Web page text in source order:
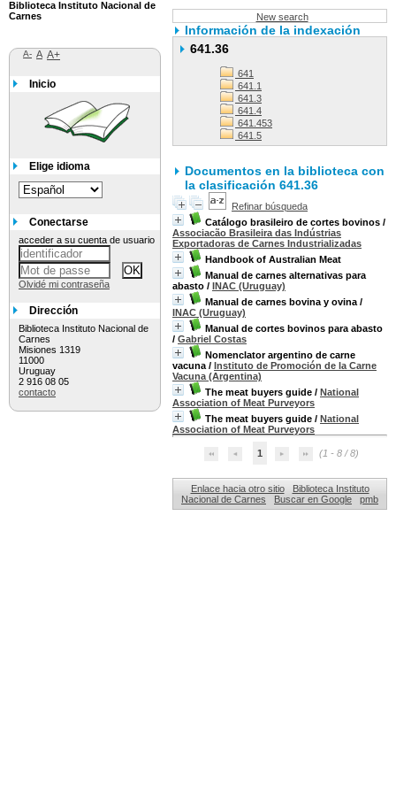
New search
Información de la indexación
641.36
641
641.1
641.3
641.4
641.453
641.5
Documentos en la biblioteca con
la clasificación 641.36
Refinar búsqueda
Catálogo brasileiro de cortes bovinos /
Associacão Brasileira das Indústrias
Exportadoras de Carnes Industrializadas
Handbook of Australian Meat
Manual de carnes alternativas para
abasto / INAC (Uruguay)
Manual de carnes bovina y ovina /
INAC (Uruguay)
Manual de cortes bovinos para abasto
/ Gabriel Costas
Nomenclator argentino de carne
vacuna / Instituto de Promoción de la Carne
Vacuna (Argentina)
The meat buyers guide / National
Association of Meat Purveyors
The meat buyers guide / National
Association of Meat Purveyors
1 (1 - 8 / 8)
Enlace hacia otro sitio
Biblioteca Instituto
Nacional de Carnes
Buscar en Google pmb
Biblioteca Instituto Nacional de
Carnes
A- A A+
Inicio
Elige idioma
Conectarse
acceder a su cuenta de usuario
Olvidé mi contraseña
Dirección
Biblioteca Instituto Nacional de
Carnes
Misiones 1319
11000
Uruguay
2 916 08 05
contacto